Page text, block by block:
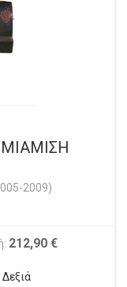
2009)
212,90 €
Δεξιά